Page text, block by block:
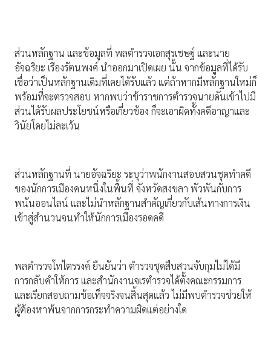
ส่วนหลักฐาน และข้อมูลที่ พลตำรวจเอกสุรเชษฐ์ และนาย
อัจฉริยะ เรืองรัตนพงศ์ นำออกมาเปิดเผย นั้น จากข้อมูลที่ได้รับ
เชื่อว่าเป็นหลักฐานเดิมที่เคยได้รับแล้ว แต่ถ้าหากมีหลักฐานใหม่ก็
พร้อมที่จะตรวจสอบ หากพบว่าข้าราชการตำรวจนายดันเข้าไปมี
ส่วนได้รับผลประโยชน์หรือเกี่ยวข้อง ก็จะเอาผิดทั้งคดีอาญาและ
วินัยโดยไม่ละเว้น
ส่วนหลักฐานที่ นายอัจฉริยะ ระบุว่าพนักงานสอบสวนชุดทำคดี
ของนักการเมืองคนหนึ่งในพื้นที่ จังหวัดสงขลา พัวพันกับการ
พนันออนไลน์ และไม่นำหลักฐานสำคัญเกี่ยวกับเส้นทางการเงิน
เข้าสู่สำนวนจนทำให้นักการเมืองรอดคดี
พลตำรวจโทไตรรงค์ ยืนยันว่า ตำรวจชุดสืบสวนจับกุมไม่ได้มี
การกลับคำให้การ และสำนักงานจเรตำรวจได้ตั้งคณะกรรมการ
และเรียกสอบถามข้อเท็จจริงจนสิ้นสุดแล้ว ไม่มีพบตำรวจช่วยให้
ผู้ต้องหาพ้นจากการกระทำความผิดแต่อย่างใด